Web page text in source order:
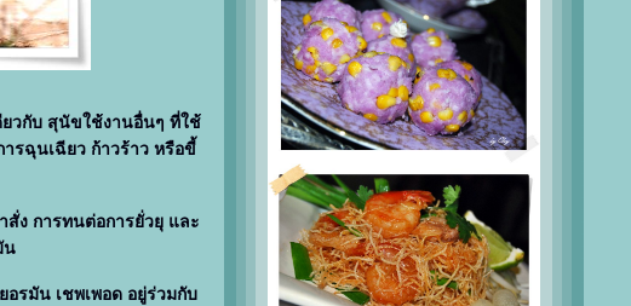
วกับ สุนัขใช้งานอื่นๆ ที่ใช้
รฉุนเฉียว ก้าวร้าว หรือขี้
ง การทนต่อการยั่วยุ และ
น
อรมัน เชพเพอด อยู่ร่วมกับ